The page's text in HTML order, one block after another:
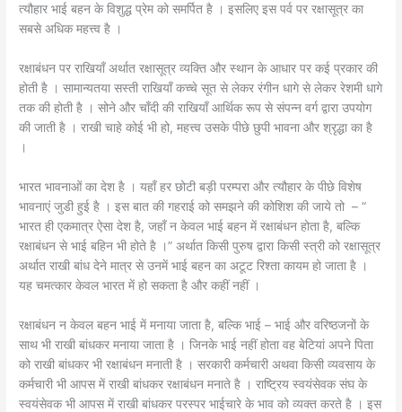
त्यौहार भाई बहन के विशुद्ध प्रेम को समर्पित है । इसलिए इस पर्व पर रक्षासूत्र का
सबसे अधिक महत्त्व है ।
रक्षाबंधन पर राखियाँ अर्थात रक्षासूत्र व्यक्ति और स्थान के आधार पर कई प्रकार की
होती है । सामान्यतया सस्ती राखियाँ कच्चे सूत से लेकर रंगीन धागे से लेकर रेशमी धागे
तक की होती है । सोने और चाँदी की राखियाँ आर्थिक रूप से संपन्न वर्ग द्वारा उपयोग
की जाती है । राखी चाहे कोई भी हो, महत्त्व उसके पीछे छुपी भावना और श्रृद्धा का है
।
भारत भावनाओं का देश है । यहाँ हर छोटी बड़ी परम्परा और त्यौहार के पीछे विशेष
भावनाएं जुडी हुई है । इस बात की गहराई को समझने की कोशिश की जाये तो – “
भारत ही एकमात्र ऐसा देश है, जहाँ न केवल भाई बहन में रक्षाबंधन होता है, बल्कि
रक्षाबंधन से भाई बहिन भी होते है ।” अर्थात किसी पुरुष द्वारा किसी स्त्री को रक्षासूत्र
अर्थात राखी बांध देने मात्र से उनमें भाई बहन का अटूट रिश्ता कायम हो जाता है ।
यह चमत्कार केवल भारत में हो सकता है और कहीं नहीं ।
रक्षाबंधन न केवल बहन भाई में मनाया जाता है, बल्कि भाई – भाई और वरिष्ठजनों के
साथ भी राखी बांधकर मनाया जाता है । जिनके भाई नहीं होता वह बेटियां अपने पिता
को राखी बांधकर भी रक्षाबंधन मनाती है । सरकारी कर्मचारी अथवा किसी व्यवसाय के
कर्मचारी भी आपस में राखी बांधकर रक्षाबंधन मनाते है । राष्ट्रिय स्वयंसेवक संघ के
स्वयंसेवक भी आपस में राखी बांधकर परस्पर भाईचारे के भाव को व्यक्त करते है । इस